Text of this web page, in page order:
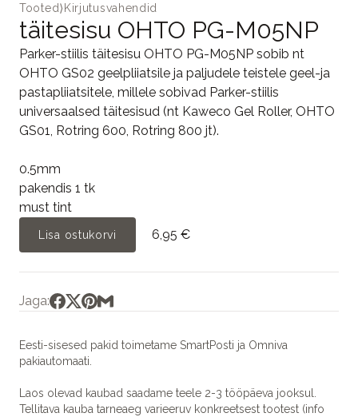
Tooted⟩Kirjutusvahendid
täitesisu OHTO PG-M05NP
Parker-stiilis täitesisu OHTO PG-M05NP sobib nt
OHTO GS02 geelpliiatsile ja paljudele teistele geel-ja
pastapliiatsitele, millele sobivad Parker-stiilis
universaalsed täitesisud (nt Kaweco Gel Roller, OHTO
GS01, Rotring 600, Rotring 800 jt).
0.5mm
pakendis 1 tk
must tint
Lisa ostukorvi 6,95 €
Jaga:
Eesti-sisesed pakid toimetame SmartPosti ja Omniva
pakiautomaati.
Laos olevad kaubad saadame teele 2-3 tööpäeva jooksul.
Tellitava kauba tarneaeg varieeruv konkreetsest tootest (info